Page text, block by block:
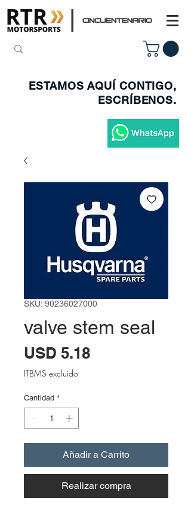
ESTAMOS AQUÍ CONTIGO,
ESCRÍBENOS.
SKU: 90236027000
valve stem seal
USD 5.18Precio
ITBMS excluido
Cantidad *
Añadir a Carrito
Realizar compra